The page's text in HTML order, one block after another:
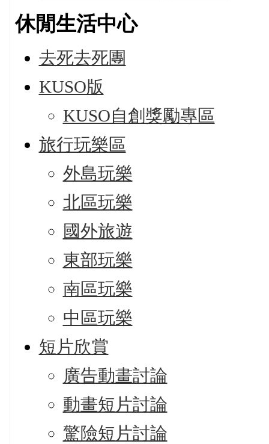
休閒生活中心
去死去死團
KUSO版
KUSO自創獎勵專區
旅行玩樂區
外島玩樂
北區玩樂
國外旅遊
東部玩樂
南區玩樂
中區玩樂
短片欣賞
廣告動畫討論
動畫短片討論
驚險短片討論